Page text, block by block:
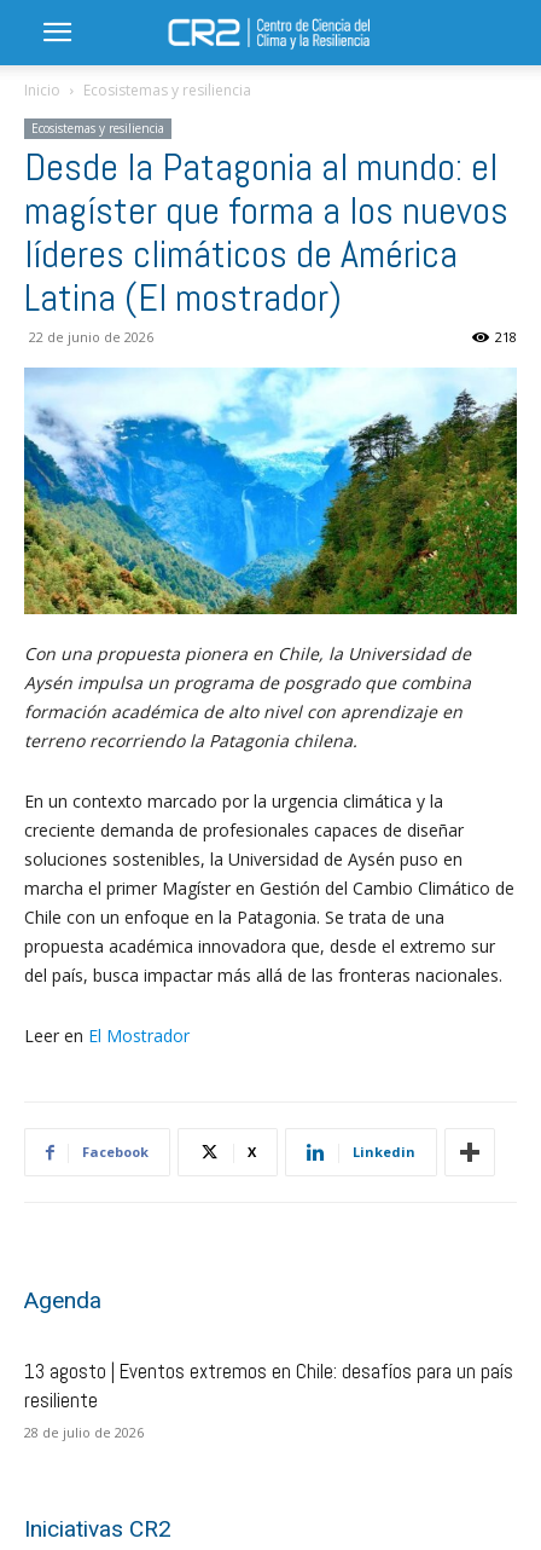
Inicio Ecosistemas y resiliencia
Ecosistemas y resiliencia
Desde la Patagonia al mundo: el
magíster que forma a los nuevos
líderes climáticos de América
Latina (El mostrador)
22 de junio de 2026 218
Con una propuesta pionera en Chile, la Universidad de
Aysén impulsa un programa de posgrado que combina
formación académica de alto nivel con aprendizaje en
terreno recorriendo la Patagonia chilena.
En un contexto marcado por la urgencia climática y la
creciente demanda de profesionales capaces de diseñar
soluciones sostenibles, la Universidad de Aysén puso en
marcha el primer Magíster en Gestión del Cambio Climático de
Chile con un enfoque en la Patagonia. Se trata de una
propuesta académica innovadora que, desde el extremo sur
del país, busca impactar más allá de las fronteras nacionales.
Leer en El Mostrador
Facebook X Linkedin
Agenda
13 agosto | Eventos extremos en Chile: desafíos para un país
resiliente
28 de julio de 2026
Iniciativas CR2